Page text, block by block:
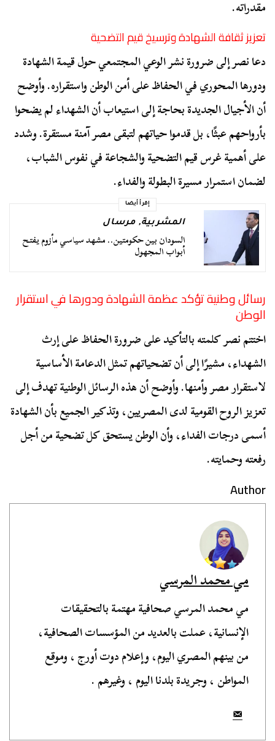
مقدراته.
تعزيز ثقافة الشهادة وترسيخ قيم التضحية
دعا نصر إلى ضرورة نشر الوعي المجتمعي حول قيمة الشهادة
ودورها المحوري في الحفاظ على أمن الوطن واستقراره. وأوضح
أن الأجيال الجديدة بحاجة إلى استيعاب أن الشهداء لم يضحوا
بأرواحهم عبثًا، بل قدموا حياتهم لتبقى مصر آمنة مستقرة. وشدد
على أهمية غرس قيم التضحية والشجاعة في نفوس الشباب،
لضمان استمرار مسيرة البطولة والفداء.
إقرأ أيضا
المشربية,مرسال
السودان بين حكومتين.. مشهد سياسي مأزوم يفتح
أبواب المجهول
رسائل وطنية تؤكد عظمة الشهادة ودورها في استقرار
الوطن
اختتم نصر كلمته بالتأكيد على ضرورة الحفاظ على إرث
الشهداء، مشيرًا إلى أن تضحياتهم تمثل الدعامة الأساسية
لاستقرار مصر وأمنها. وأوضح أن هذه الرسائل الوطنية تهدف إلى
تعزيز الروح القومية لدى المصريين، وتذكير الجميع بأن الشهادة
أسمى درجات الفداء، وأن الوطن يستحق كل تضحية من أجل
رفعته وحمايته.
Author
مي محمد المرسي
مي محمد المرسي صحافية مهتمة بالتحقيقات
الإنسانية، عملت بالعديد من المؤسسات الصحافية،
من بينهم المصري اليوم، وإعلام دوت أورج ، وموقع
المواطن ، وجريدة بلدنا اليوم ، وغيرهم .